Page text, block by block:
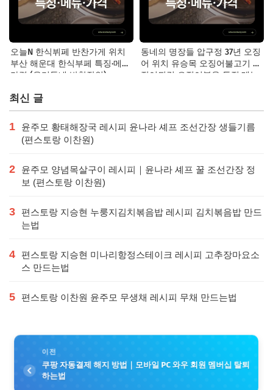
오늘N 한식뷔페 반찬가게 위치
부산 해운대 한식부페 특징·메뉴·
가격 (우리동네 반찬장인)
동네의 명장들 압구정 37년 오징
어 위치 유승목 오징어불고기 오
징어튀김 오징어볶음 특징·메뉴·
최신 글
1
윤주모 황태해장국 레시피 윤나라 셰프 조선간장 생들기름
(편스토랑 이찬원)
2
윤주모 양념목살구이 레시피｜윤나라 셰프 꿀 조선간장 정
보 (편스토랑 이찬원)
3
편스토랑 지승현 누룽지김치볶음밥 레시피 김치볶음밥 만드
는법
4
편스토랑 지승현 미나리항정스테이크 레시피 고추장마요소
스 만드는법
5 편스토랑 이찬원 윤주모 무생채 레시피 무채 만드는법
이전
쿠팡 자동결제 해지 방법｜모바일 PC 와우 회원 멤버십 탈퇴
하는법